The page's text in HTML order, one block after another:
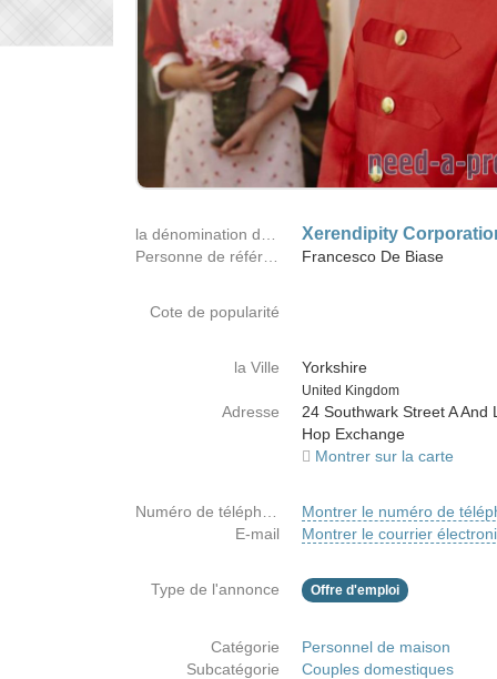
Xerendipity
Francesco De Biase
Cote de popularité
la Ville
Yorkshire
Country
United Kingdom
Adresse
24 Southwark Street A And
Hop Exchange
Montrer sur la carte
Montrer le numéro de
E-mail
Montrer le courrier
Type de l'annonce Offre d'emploi
Catégorie
Personnel de maison
Subcatégorie
Couples domestiques